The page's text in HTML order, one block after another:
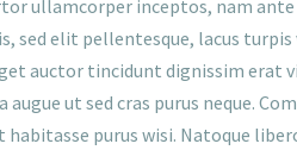
ullamcorper inceptos, nam
sed elit pellentesque, lacus
auctor tincidunt dignissim erat
ut sed cras purus neque.
habitasse purus wisi. Natoque